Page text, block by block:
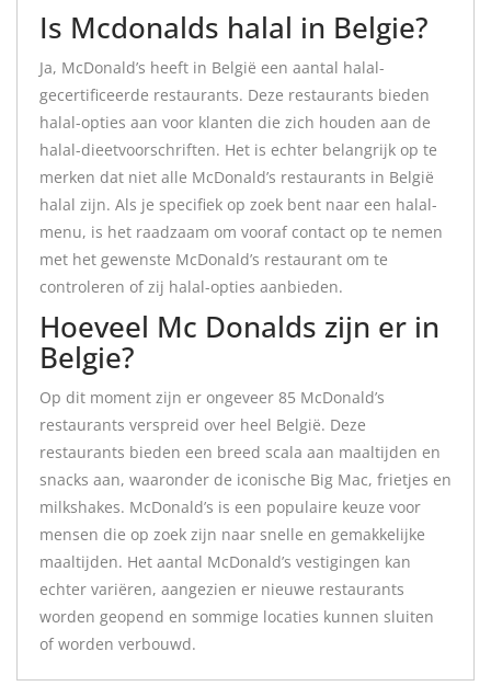
Is Mcdonalds halal in Belgie?
Ja, McDonald’s heeft in België een aantal halal-
gecertificeerde restaurants. Deze restaurants bieden
halal-opties aan voor klanten die zich houden aan de
halal-dieetvoorschriften. Het is echter belangrijk op te
merken dat niet alle McDonald’s restaurants in België
halal zijn. Als je specifiek op zoek bent naar een halal-
menu, is het raadzaam om vooraf contact op te nemen
met het gewenste McDonald’s restaurant om te
controleren of zij halal-opties aanbieden.
Hoeveel Mc Donalds zijn er in
Belgie?
Op dit moment zijn er ongeveer 85 McDonald’s
restaurants verspreid over heel België. Deze
restaurants bieden een breed scala aan maaltijden en
snacks aan, waaronder de iconische Big Mac, frietjes en
milkshakes. McDonald’s is een populaire keuze voor
mensen die op zoek zijn naar snelle en gemakkelijke
maaltijden. Het aantal McDonald’s vestigingen kan
echter variëren, aangezien er nieuwe restaurants
worden geopend en sommige locaties kunnen sluiten
of worden verbouwd.